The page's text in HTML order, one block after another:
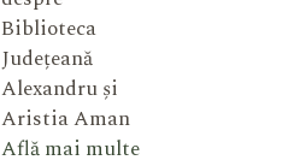
Biblioteca
Județeană
Alexandru și
Aristia Aman
Află mai multe